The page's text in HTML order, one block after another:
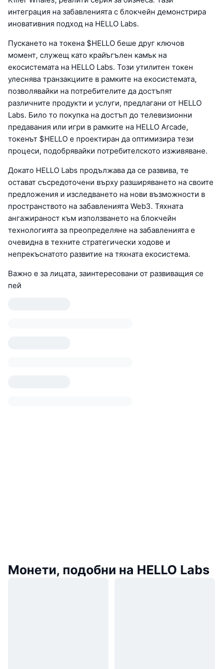
интеграция на забавленията с блокчейн демонстрира
иновативния подход на HELLO Labs.
Пускането на токена $HELLO беше друг ключов
момент, служещ като крайъгълен камък на
екосистемата на HELLO Labs. Този утилитен токен
улеснява транзакциите в рамките на екосистемата,
позволявайки на потребителите да достъпят
различните продукти и услуги, предлагани от HELLO
Labs. Било то покупка на достъп до телевизионни
предавания или игри в рамките на HELLO Arcade,
токенът $HELLO е проектиран да оптимизира тези
процеси, подобрявайки потребителското изживяване.
Докато HELLO Labs продължава да се развива, те
остават съсредоточени върху разширяването на своите
предложения и изследването на нови възможности в
пространството на забавленията Web3. Тяхната
ангажираност към използването на блокчейн
технологията за преопределяне на забавленията е
очевидна в техните стратегически ходове и
непрекъснатото развитие на тяхната екосистема.
Важно е за лицата, заинтересовани от развиващия се
пей
Монети, подобни на HELLO Labs